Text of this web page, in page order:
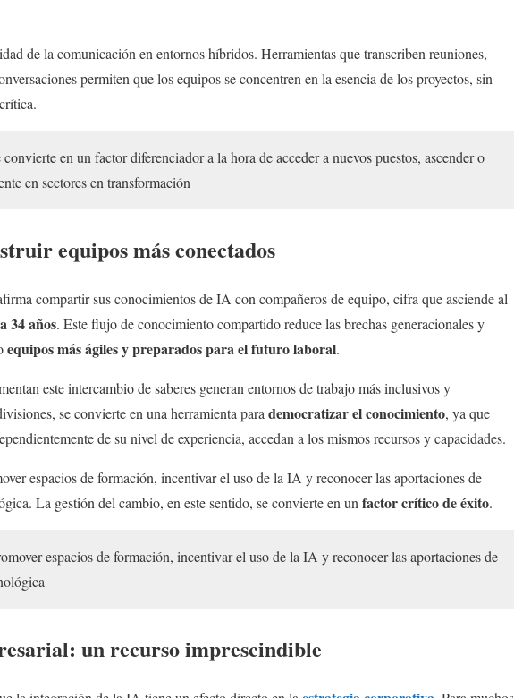
de la comunicación en entornos híbridos. Herramientas que transcriben reuniones,
permiten que los equipos se concentren en la esencia de los proyectos, sin
en un factor diferenciador a la hora de acceder a nuevos puestos, ascender o
en sectores en transformación
equipos más conectados
compartir sus conocimientos de IA con compañeros de equipo, cifra que asciende al
34 años. Este flujo de conocimiento compartido reduce las brechas generacionales y
equipos más ágiles y preparados para el futuro laboral.
este intercambio de saberes generan entornos de trabajo más inclusivos y
se convierte en una herramienta para democratizar el conocimiento, ya que
de su nivel de experiencia, accedan a los mismos recursos y capacidades.
espacios de formación, incentivar el uso de la IA y reconocer las aportaciones de
La gestión del cambio, en este sentido, se convierte en un factor crítico de éxito.
espacios de formación, incentivar el uso de la IA y reconocer las aportaciones de
un recurso imprescindible